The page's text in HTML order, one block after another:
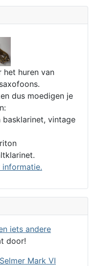
het huren van
dus moedigen je
basklarinet, vintage
iets andere
door!
Selmer Mark VI